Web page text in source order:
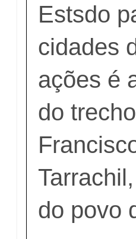
Estsdo
cidades
ações é
do
do povo